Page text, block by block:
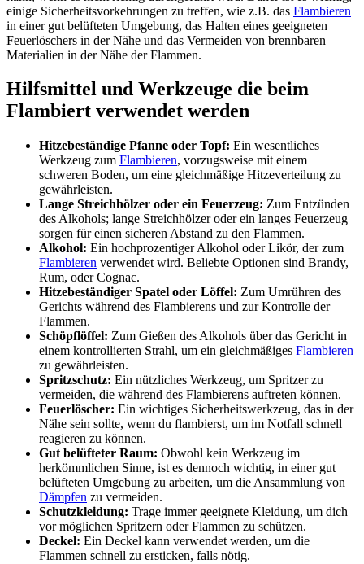
einige Sicherheitsvorkehrungen zu treffen, wie z.B. das Flambieren
in einer gut belüfteten Umgebung, das Halten eines geeigneten
Feuerlöschers in der Nähe und das Vermeiden von brennbaren
Materialien in der Nähe der Flammen.
Hilfsmittel und Werkzeuge die beim
Flambiert verwendet werden
Hitzebeständige Pfanne oder Topf: Ein wesentliches
Werkzeug zum Flambieren, vorzugsweise mit einem
schweren Boden, um eine gleichmäßige Hitzeverteilung zu
gewährleisten.
Lange Streichhölzer oder ein Feuerzeug: Zum Entzünden
des Alkohols; lange Streichhölzer oder ein langes Feuerzeug
sorgen für einen sicheren Abstand zu den Flammen.
Alkohol: Ein hochprozentiger Alkohol oder Likör, der zum
Flambieren verwendet wird. Beliebte Optionen sind Brandy,
Rum, oder Cognac.
Hitzebeständiger Spatel oder Löffel: Zum Umrühren des
Gerichts während des Flambierens und zur Kontrolle der
Flammen.
Schöpflöffel: Zum Gießen des Alkohols über das Gericht in
einem kontrollierten Strahl, um ein gleichmäßiges Flambieren
zu gewährleisten.
Spritzschutz: Ein nützliches Werkzeug, um Spritzer zu
vermeiden, die während des Flambierens auftreten können.
Feuerlöscher: Ein wichtiges Sicherheitswerkzeug, das in der
Nähe sein sollte, wenn du flambierst, um im Notfall schnell
reagieren zu können.
Gut belüfteter Raum: Obwohl kein Werkzeug im
herkömmlichen Sinne, ist es dennoch wichtig, in einer gut
belüfteten Umgebung zu arbeiten, um die Ansammlung von
Dämpfen zu vermeiden.
Schutzkleidung: Trage immer geeignete Kleidung, um dich
vor möglichen Spritzern oder Flammen zu schützen.
Deckel: Ein Deckel kann verwendet werden, um die
Flammen schnell zu ersticken, falls nötig.